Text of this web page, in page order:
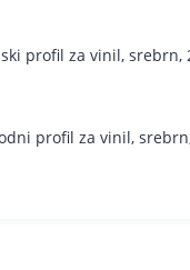
profil za vinil, srebrn,
profil za vinil,